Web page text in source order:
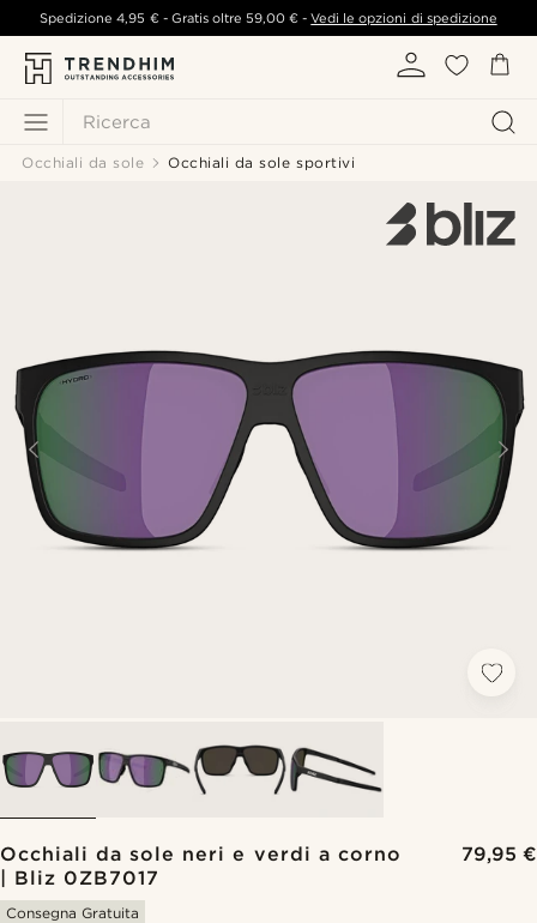
Ricerca
Spedizione4,95 €- Gratis oltre 59,00 € -Vedi le opzioni di spedizione
Occhiali da sole Occhiali da sole sportivi
Occhiali da sole neri e verdi a corno
| Bliz 0ZB7017
79,95 €
Consegna Gratuita